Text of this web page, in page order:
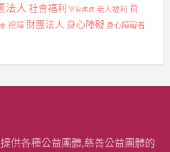
法人 社會福利 罕見疾病 老人福利 育
視障 財團法人 身心障礙 身心障礙者
供各種公益團體,慈善公益團體的